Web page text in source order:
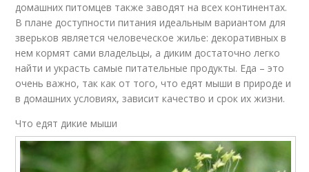
домашних питомцев также заводят на всех континентах.
В плане доступности питания идеальным вариантом для
зверьков является человеческое жилье: декоративных в
нем кормят сами владельцы, а диким достаточно легко
найти и украсть самые питательные продукты. Еда – это
очень важно, так как от того, что едят мыши в природе и
в домашних условиях, зависит качество и срок их жизни.
Что едят дикие мыши